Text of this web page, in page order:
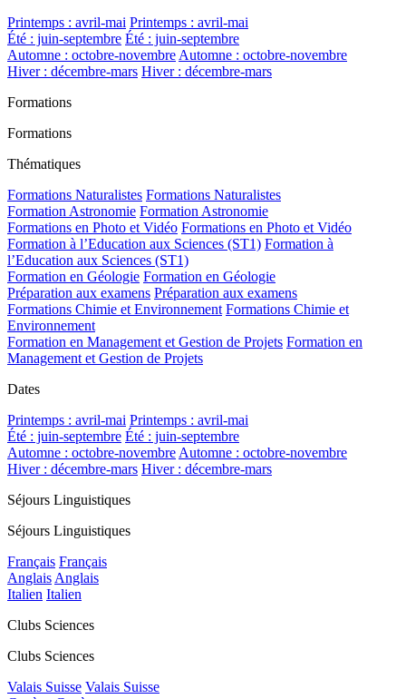
Printemps : avril-mai Printemps : avril-mai
Été : juin-septembre Été : juin-septembre
Automne : octobre-novembre Automne : octobre-novembre
Hiver : décembre-mars Hiver : décembre-mars
Formations
Formations
Thématiques
Formations Naturalistes Formations Naturalistes
Formation Astronomie Formation Astronomie
Formations en Photo et Vidéo Formations en Photo et Vidéo
Formation à l’Education aux Sciences (ST1) Formation à
l’Education aux Sciences (ST1)
Formation en Géologie Formation en Géologie
Préparation aux examens Préparation aux examens
Formations Chimie et Environnement Formations Chimie et
Environnement
Formation en Management et Gestion de Projets Formation en
Management et Gestion de Projets
Dates
Printemps : avril-mai Printemps : avril-mai
Été : juin-septembre Été : juin-septembre
Automne : octobre-novembre Automne : octobre-novembre
Hiver : décembre-mars Hiver : décembre-mars
Séjours Linguistiques
Séjours Linguistiques
Français Français
Anglais Anglais
Italien Italien
Clubs Sciences
Clubs Sciences
Valais Suisse Valais Suisse